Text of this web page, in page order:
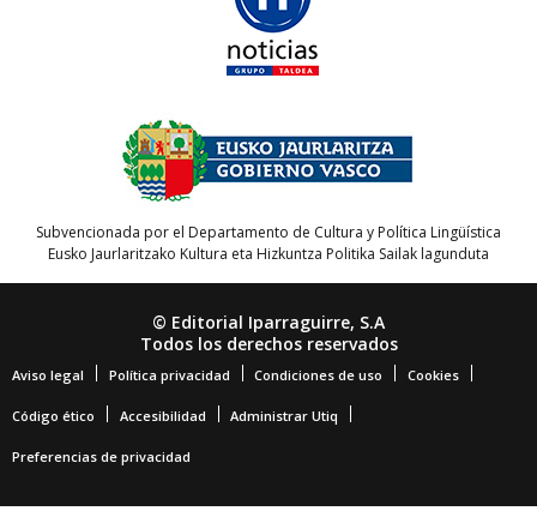
Subvencionada por el Departamento de Cultura y Política Lingüística
Eusko Jaurlaritzako Kultura eta Hizkuntza Politika Sailak lagunduta
© Editorial Iparraguirre, S.A
Todos los derechos reservados
Aviso legal Política privacidad Condiciones de uso Cookies
Código ético Accesibilidad Administrar Utiq
Preferencias de privacidad